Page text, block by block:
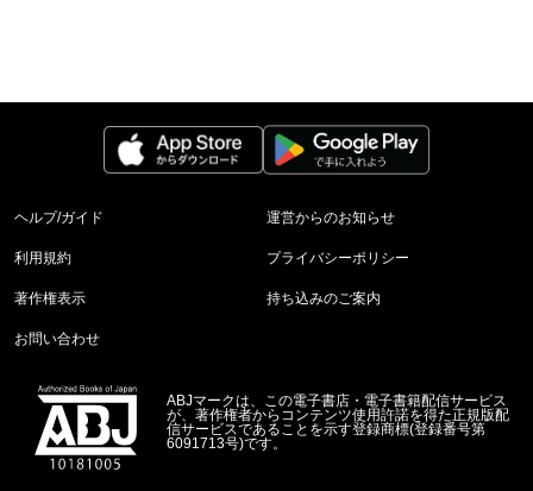
ヘルプ/ガイド 運営からのお知らせ
利用規約 プライバシーポリシー
著作権表示 持ち込みのご案内
お問い合わせ
ABJマークは、この電子書店・電子書籍配信サービス
が、著作権者からコンテンツ使用許諾を得た正規版配
信サービスであることを示す登録商標(登録番号第
6091713号)です。